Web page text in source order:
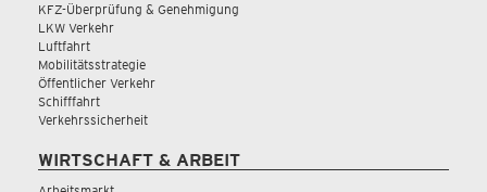
KFZ-Überprüfung & Genehmigung
LKW Verkehr
Luftfahrt
Mobilitätsstrategie
Öffentlicher Verkehr
Schifffahrt
Verkehrssicherheit
WIRTSCHAFT & ARBEIT